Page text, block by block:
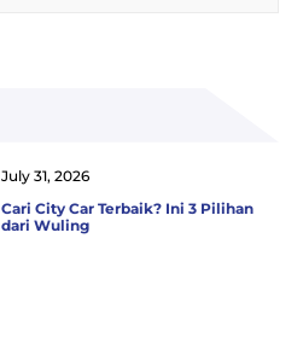
Cari City Car Terbaik? Ini 3 Pilihan
dari Wuling
July 31, 2026